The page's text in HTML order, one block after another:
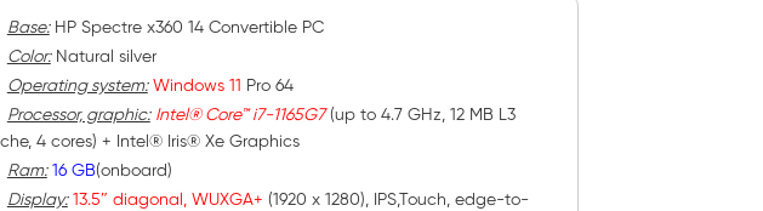
Base:HP Spectre x360 14 Convertible PC
Color:Natural silver
Operating system: Windows 11 Pro 64
Processor, graphic: Intel® Core™ i7-1165G7(up to 4.7 GHz, 12 MB L3
4 cores) + Intel® Iris® Xe Graphics
Ram: 16 GB(onboard)
Display: 13.5″ diagonal, WUXGA+ (1920 x 1280), IPS,Touch, edge-to-